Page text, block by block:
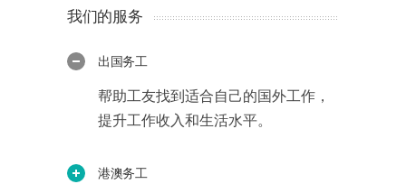
我们的服务
出国务工
帮助工友找到适合自己的国外工作，
提升工作收入和生活水平。
港澳务工